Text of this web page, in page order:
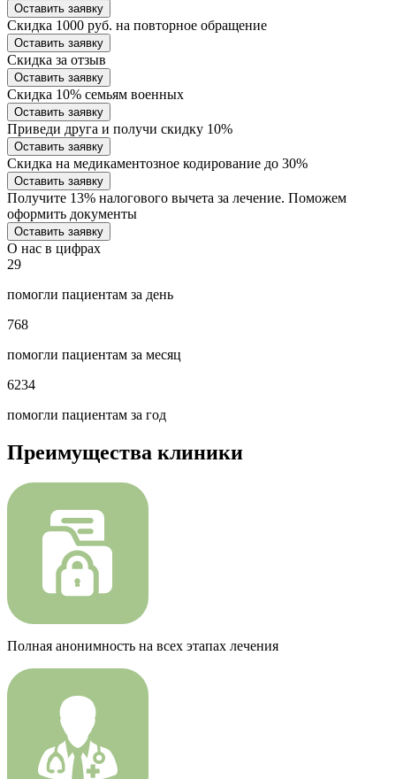
Оставить заявку
Скидка 1000 руб. на повторное обращение
Оставить заявку
Скидка за отзыв
Оставить заявку
Скидка 10% семьям военных
Оставить заявку
Приведи друга и получи скидку 10%
Оставить заявку
Скидка на медикаментозное кодирование до 30%
Оставить заявку
Получите 13% налогового вычета за лечение. Поможем
оформить документы
Оставить заявку
О нас в цифрах
29
помогли пациентам за день
768
помогли пациентам за месяц
6234
помогли пациентам за год
Преимущества клиники
Полная анонимность на всех этапах лечения